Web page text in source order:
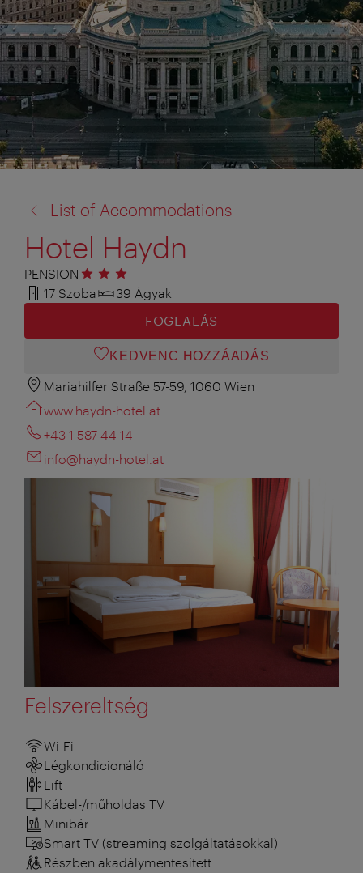
a:
List of Accommodations
Hotel Haydn
PENSION 3 csillag
17 Szoba
39 Ágyak
FOGLALÁS
KEDVENC HOZZÁADÁS
Mariahilfer Straße 57-59, 1060 Wien
www.haydn-hotel.at
+43 1 587 44 14
info@haydn-hotel.at
Felszereltség
Wi-Fi
Légkondicionáló
Lift
Kábel-/műholdas TV
Minibár
Smart TV (streaming szolgáltatásokkal)
Részben akadálymentesített